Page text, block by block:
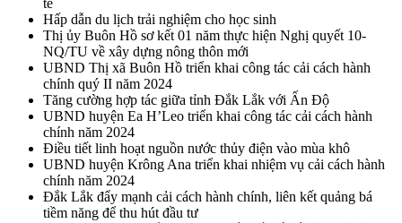
tế
Hấp dẫn du lịch trải nghiệm cho học sinh
Thị ủy Buôn Hồ sơ kết 01 năm thực hiện Nghị quyết 10-
NQ/TU về xây dựng nông thôn mới
UBND Thị xã Buôn Hồ triển khai công tác cải cách hành
chính quý II năm 2024
Tăng cường hợp tác giữa tỉnh Đắk Lắk với Ấn Độ
UBND huyện Ea H’Leo triển khai công tác cải cách hành
chính năm 2024
Điều tiết linh hoạt nguồn nước thủy điện vào mùa khô
UBND huyện Krông Ana triển khai nhiệm vụ cải cách hành
chính năm 2024
Đắk Lắk đẩy mạnh cải cách hành chính, liên kết quảng bá
tiềm năng để thu hút đầu tư